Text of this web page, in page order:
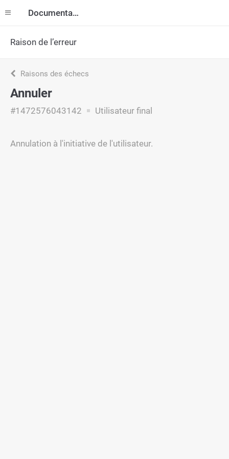
Documentation
Raison de l’erreur
Raisons des échecs
Annuler
#1472576043142 Utilisateur final
Annulation à l'initiative de l'utilisateur.